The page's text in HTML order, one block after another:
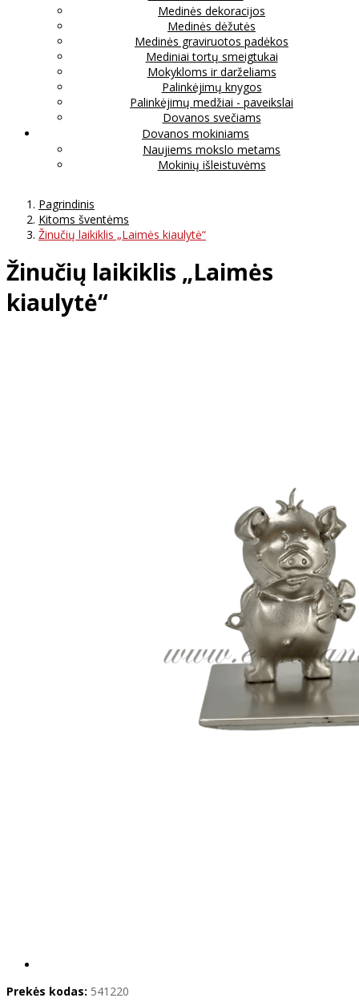
Medinės dekoracijos
Medinės dėžutės
Medinės graviruotos padėkos
Mediniai tortų smeigtukai
Mokykloms ir darželiams
Palinkėjimų knygos
Palinkėjimų medžiai - paveikslai
Dovanos svečiams
Dovanos mokiniams
Naujiems mokslo metams
Mokinių išleistuvėms
Pagrindinis
Kitoms šventėms
Žinučių laikiklis „Laimės kiaulytė“
Žinučių laikiklis „Laimės
kiaulytė“
Prekės kodas: 541220